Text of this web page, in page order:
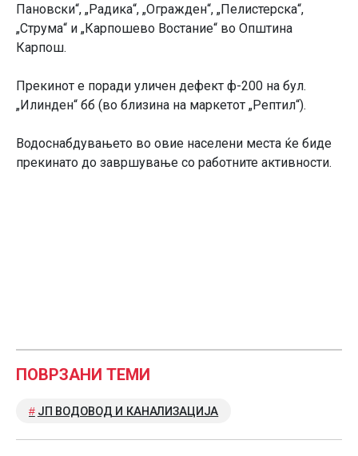
Пановски“, „Радика“, „Огражден“, „Пелистерска“,
„Струма“ и „Карпошево Востание“ во Општина
Карпош.
Прекинот е поради уличен дефект ф-200 на бул.
„Илинден“ бб (во близина на маркетот „Рептил“).
Водоснабдувањето во овие населени места ќе биде
прекинато до завршување со работните активности.
ПОВРЗАНИ ТЕМИ
ЈП ВОДОВОД И КАНАЛИЗАЦИЈА